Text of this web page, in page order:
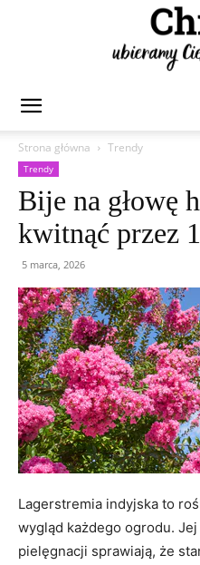
Strona główna
Trendy
Trendy
Bije na głowę
kwitnąć przez
5 marca, 2026
Lagerstremia indyjska to
wygląd każdego ogrodu.
pielęgnacji sprawiają, że